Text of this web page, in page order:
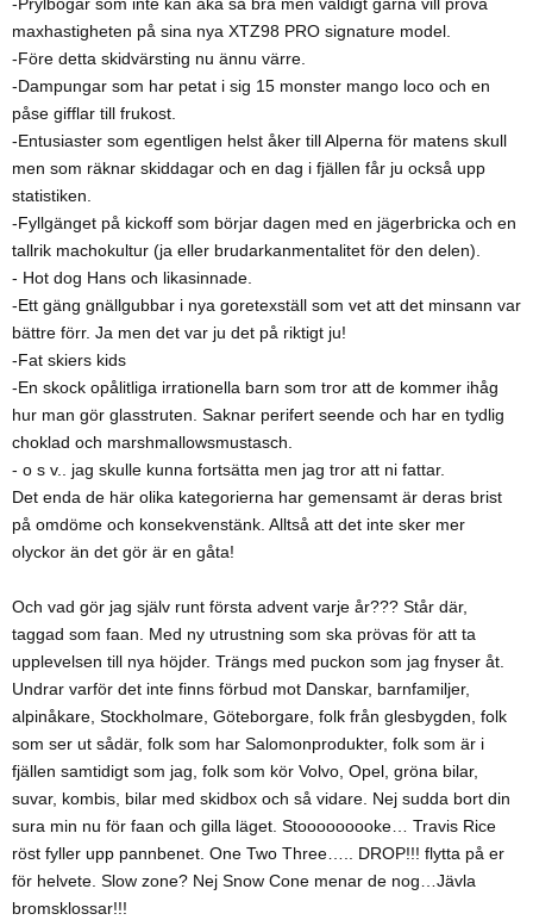
maxhastigheten på sina nya XTZ98 PRO signature model.
-Före detta skidvärsting nu ännu värre.
-Dampungar som har petat i sig 15 monster mango loco och en
påse gifflar till frukost.
-Entusiaster som egentligen helst åker till Alperna för matens skull
men som räknar skiddagar och en dag i fjällen får ju också upp
statistiken.
-Fyllgänget på kickoff som börjar dagen med en jägerbricka och en
tallrik machokultur (ja eller brudarkanmentalitet för den delen).
- Hot dog Hans och likasinnade.
-Ett gäng gnällgubbar i nya goretexställ som vet att det minsann var
bättre förr. Ja men det var ju det på riktigt ju!
-Fat skiers kids
-En skock opålitliga irrationella barn som tror att de kommer ihåg
hur man gör glasstruten. Saknar perifert seende och har en tydlig
choklad och marshmallowsmustasch.
- o s v.. jag skulle kunna fortsätta men jag tror att ni fattar.
Det enda de här olika kategorierna har gemensamt är deras brist
på omdöme och konsekvenstänk. Alltså att det inte sker mer
olyckor än det gör är en gåta!
Och vad gör jag själv runt första advent varje år??? Står där,
taggad som faan. Med ny utrustning som ska prövas för att ta
upplevelsen till nya höjder. Trängs med puckon som jag fnyser åt.
Undrar varför det inte finns förbud mot Danskar, barnfamiljer,
alpinåkare, Stockholmare, Göteborgare, folk från glesbygden, folk
som ser ut sådär, folk som har Salomonprodukter, folk som är i
fjällen samtidigt som jag, folk som kör Volvo, Opel, gröna bilar,
suvar, kombis, bilar med skidbox och så vidare. Nej sudda bort din
sura min nu för faan och gilla läget. Stooooooooke… Travis Rice
röst fyller upp pannbenet. One Two Three….. DROP!!! flytta på er
för helvete. Slow zone? Nej Snow Cone menar de nog…Jävla
bromsklossar!!!